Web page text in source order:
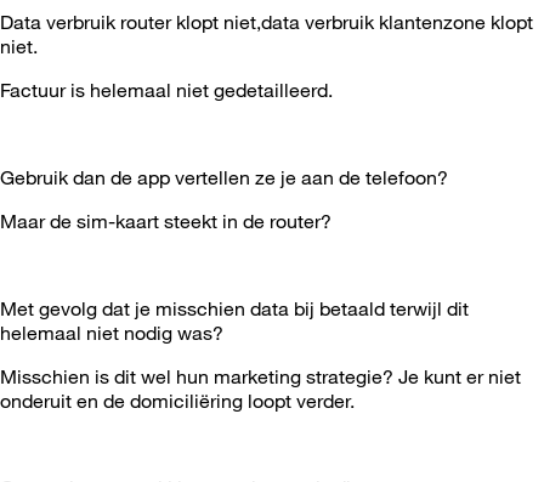
Data verbruik router klopt niet,data verbruik klantenzone klopt
niet.
Factuur is helemaal niet gedetailleerd.
Gebruik dan de app vertellen ze je aan de telefoon?
Maar de sim-kaart steekt in de router?
Met gevolg dat je misschien data bij betaald terwijl dit
helemaal niet nodig was?
Misschien is dit wel hun marketing strategie? Je kunt er niet
onderuit en de domiciliëring loopt verder.